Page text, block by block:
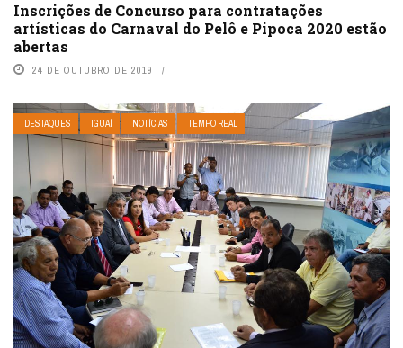
Inscrições de Concurso para contratações
artísticas do Carnaval do Pelô e Pipoca 2020 estão
abertas
24 DE OUTUBRO DE 2019
DESTAQUES IGUAÍ NOTÍCIAS TEMPO REAL